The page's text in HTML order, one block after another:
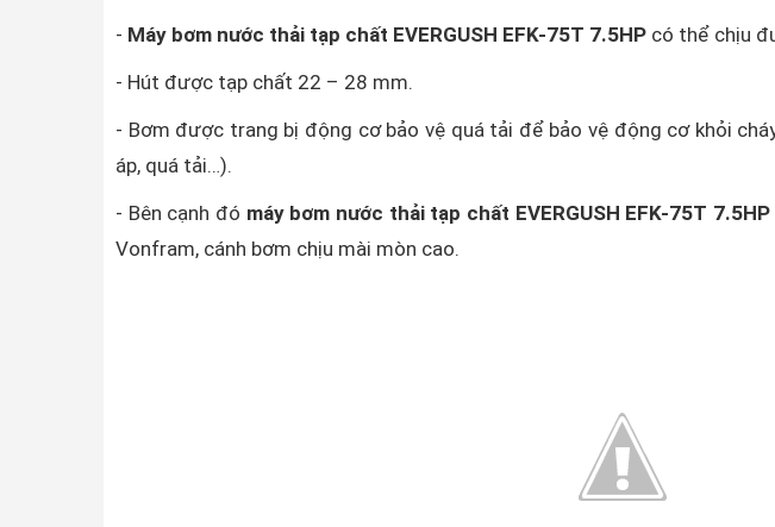
- Máy bơm nước thải tạp chất EVERGUSH EFK-75T 7.5HP có thể chịu
- Hút được tạp chất 22 – 28 mm.
- Bơm được trang bị động cơ bảo vệ quá tải để bảo vệ động cơ khỏi
áp, quá tải…).
- Bên cạnh đó máy bơm nước thải tạp chất EVERGUSH EFK-75T 7.5HP
Vonfram, cánh bơm chịu mài mòn cao.